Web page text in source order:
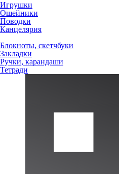
Игрушки
Ошейники
Поводки
Канцелярия
Блокноты, скетчбуки
Закладки
Ручки, карандаши
Тетради